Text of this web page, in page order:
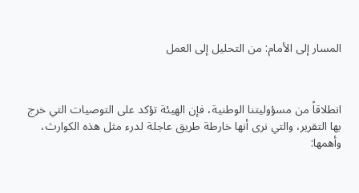
المسار إلى الأمام: من التحليل إلى العمل
انطلاقاً من مسؤوليتنا الوطنية، فإن الهيئة تؤكد على التوصيات التي خرج
بها التقرير، والتي نرى أنها خارطة طريق عاجلة لدرء مثل هذه الكوارث،
وأهمها: